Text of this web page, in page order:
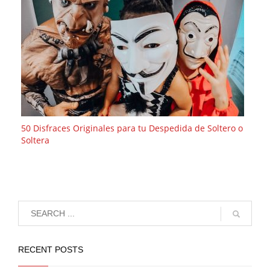
50 Disfraces Originales para tu Despedida de Soltero o
Soltera
RECENT POSTS